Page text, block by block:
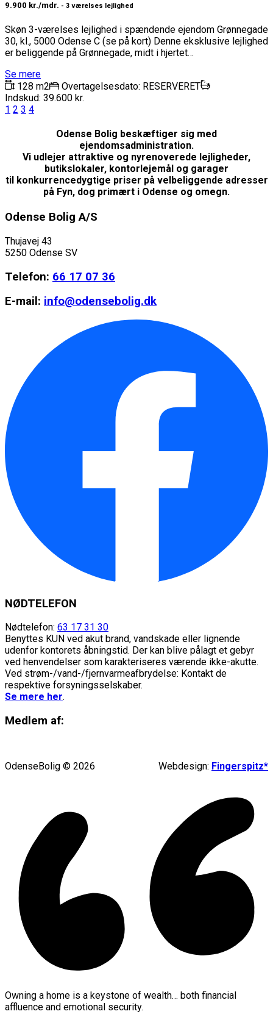
9.900 kr./mdr. - 3 værelses lejlighed
Skøn 3-værelses lejlighed i spændende ejendom Grønnegade
30, kl., 5000 Odense C (se på kort) Denne eksklusive lejlighed
er beliggende på Grønnegade, midt i hjertet…
Se mere
128 m2
Overtagelsesdato: RESERVERET
Indskud: 39.600 kr.
1 2 3 4
Odense Bolig beskæftiger sig med
ejendomsadministration.
Vi udlejer attraktive og nyrenoverede lejligheder,
butikslokaler, kontorlejemål og garager
til konkurrencedygtige priser på velbeliggende adresser
på Fyn, dog primært i Odense og omegn.
Odense Bolig A/S
Thujavej 43
5250 Odense SV
Telefon: 66 17 07 36
E-mail: info@odensebolig.dk
NØDTELEFON
Nødtelefon: 63 17 31 30
Benyttes KUN ved akut brand, vandskade eller lignende
udenfor kontorets åbningstid. Der kan blive pålagt et gebyr
ved henvendelser som karakteriseres værende ikke-akutte.
Ved strøm-/vand-/fjernvarmeafbrydelse: Kontakt de
respektive forsyningsselskaber.
Se mere her.
Medlem af:
OdenseBolig © 2026 Webdesign: Fingerspitz*
Owning a home is a keystone of wealth… both financial
affluence and emotional security.